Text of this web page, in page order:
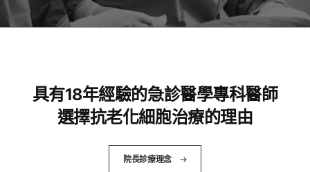
具有18年經驗的急診醫學專科醫師
選擇抗老化細胞治療的理由
院長診療理念